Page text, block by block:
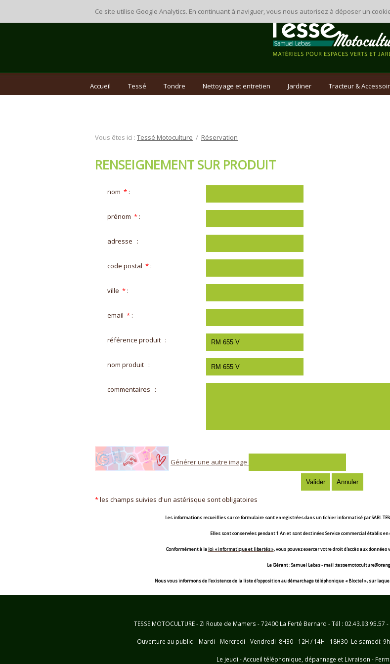
Ce site utilise Google Analytics. En continuant à naviguer, vous nous autorisez à déposer un
Accueil Tessé Tondre Nettoyage et entretien Jardiner Tracteur &
Vous êtes ici : Tessé Motoculture / Réservation
RENSEIGNEMENT SUR PRODUIT
* :
* :
:
* :
* :
* :
:
:
:
Générer une autre image
*les champs suivies d'un astérisque sont obligatoires
Les informations recueillies sur ce formulaire sont enregistrées dans un fichier informatisé parSARL
Elles sont conservées pendant1 Anet sont destinéesService commercial établis
Conformément à la loi « informatique et libertés », vous pouvez exercer votre droit d'accès aux
Le Gérant : Samuel Lebas - mail
Nous vous informons de l’existence de la liste d'opposition au démarchage téléphonique « Bloctel », sur
TESSE MOTOCULTURE - Zi Route de Mamers - 72400 La Ferté Bernard - Tél :
Ouverture au public : Mardi - Mercredi - Vendredi 8H30 - 12H / 14H - 18H30 -Le samedi: 9h
Le jeudi - Accueil téléphonique, dépannage et Livraison -